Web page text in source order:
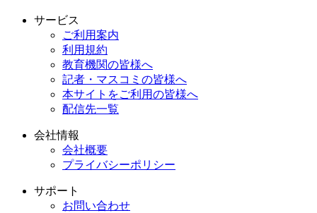
サービス
ご利用案内
利用規約
教育機関の皆様へ
記者・マスコミの皆様へ
本サイトをご利用の皆様へ
配信先一覧
会社情報
会社概要
プライバシーポリシー
サポート
お問い合わせ